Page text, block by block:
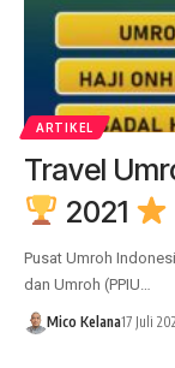
ARTIKEL
Travel
2021
Pusat Umroh
dan Umroh (PPIU…
Mico Kelana17 Juli